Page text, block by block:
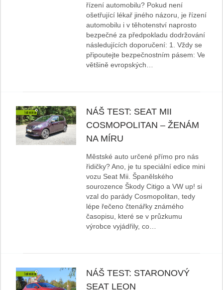
řízení automobilu? Pokud není
ošetřující lékař jiného názoru, je řízení
automobilu i v těhotenství naprosto
bezpečné za předpokladu dodržování
následujících doporučení: 1. Vždy se
připoutejte bezpečnostním pásem: Ve
většině evropských…
NÁŠ TEST: SEAT MII
COSMOPOLITAN – ŽENÁM
NA MÍRU
Městské auto určené přímo pro nás
řidičky? Ano, je tu speciální edice mini
vozu Seat Mii. Španělského
sourozence Škody Citigo a VW up! si
vzal do parády Cosmopolitan, tedy
lépe řečeno čtenářky známého
časopisu, které se v průzkumu
výrobce vyjádřily, co…
NÁŠ TEST: STARONOVÝ
SEAT LEON